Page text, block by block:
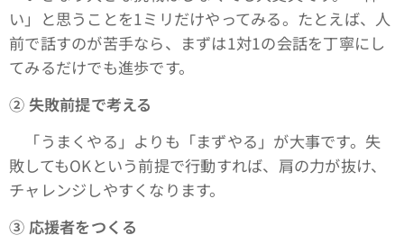
い」と思うことを1ミリだけやってみる。たとえば、人
前で話すのが苦手なら、まずは1対1の会話を丁寧にし
てみるだけでも進歩です。
② 失敗前提で考える
「うまくやる」よりも「まずやる」が大事です。失
敗してもOKという前提で行動すれば、肩の力が抜け、
チャレンジしやすくなります。
③ 応援者をつくる